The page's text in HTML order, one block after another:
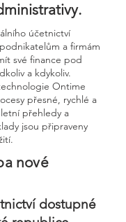
účetnictví
a firmám
své finance pod
a kdykoliv.
Ontime
přesné, rychlé a
přehledy a
jsou připraveny
nové
dostupné